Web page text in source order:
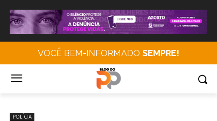
VOCÊ BEM-INFORMADO SEMPRE!
POLÍCIA